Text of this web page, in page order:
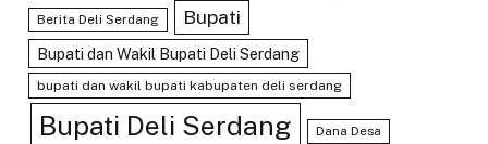
Berita Deli Serdang Bupati
Bupati dan Wakil Bupati Deli Serdang
bupati dan wakil bupati kabupaten deli serdang
Bupati Deli Serdang Dana Desa